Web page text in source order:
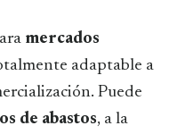
mercados
adaptable a
Puede
de abastos, a la